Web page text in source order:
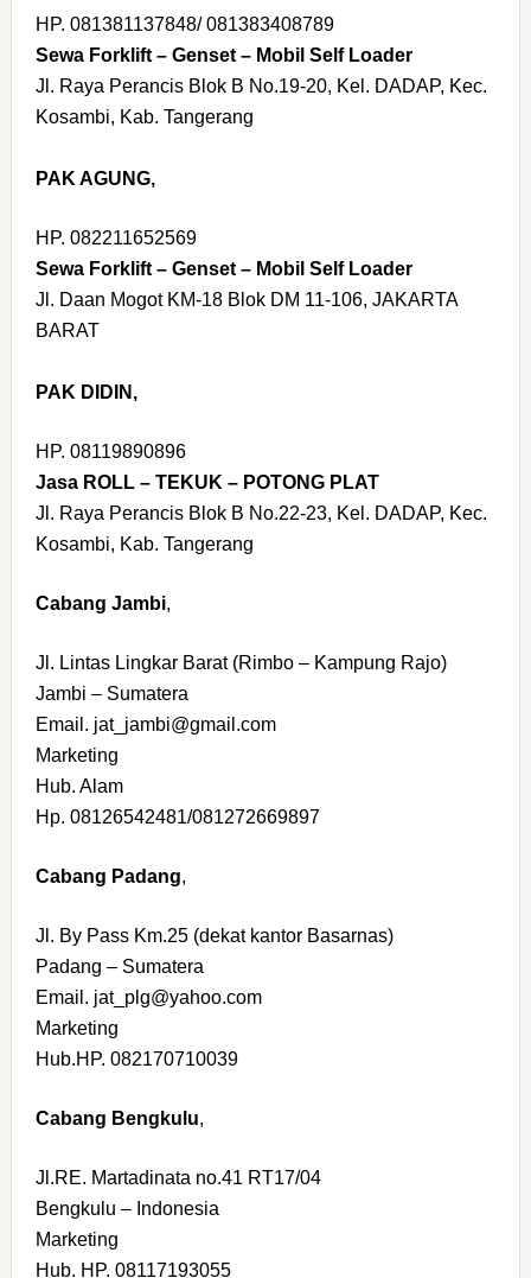
HP. 081381137848/ 081383408789
Sewa Forklift – Genset – Mobil Self Loader
Jl. Raya Perancis Blok B No.19-20, Kel. DADAP, Kec.
Kosambi, Kab. Tangerang
PAK AGUNG,
HP. 082211652569
Sewa Forklift – Genset – Mobil Self Loader
Jl. Daan Mogot KM-18 Blok DM 11-106, JAKARTA
BARAT
PAK DIDIN,
HP. 08119890896
Jasa ROLL – TEKUK – POTONG PLAT
Jl. Raya Perancis Blok B No.22-23, Kel. DADAP, Kec.
Kosambi, Kab. Tangerang
Cabang Jambi,
Jl. Lintas Lingkar Barat (Rimbo – Kampung Rajo)
Jambi – Sumatera
Email. jat_jambi@gmail.com
Marketing
Hub. Alam
Hp. 08126542481/081272669897
Cabang Padang,
Jl. By Pass Km.25 (dekat kantor Basarnas)
Padang – Sumatera
Email. jat_plg@yahoo.com
Marketing
Hub.HP. 082170710039
Cabang Bengkulu,
Jl.RE. Martadinata no.41 RT17/04
Bengkulu – Indonesia
Marketing
Hub. HP. 08117193055